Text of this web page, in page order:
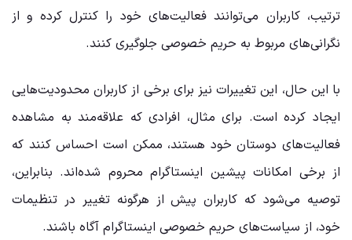
ترتیب، کاربران می‌توانند فعالیت‌های خود را کنترل کرده و از
نگرانی‌های مربوط به حریم خصوصی جلوگیری کنند.
با این حال، این تغییرات نیز برای برخی از کاربران محدودیت‌هایی
ایجاد کرده است. برای مثال، افرادی که علاقه‌مند به مشاهده
فعالیت‌های دوستان خود هستند، ممکن است احساس کنند که
از برخی امکانات پیشین اینستاگرام محروم شده‌اند. بنابراین،
توصیه می‌شود که کاربران پیش از هرگونه تغییر در تنظیمات
خود، از سیاست‌های حریم خصوصی اینستاگرام آگاه باشند.